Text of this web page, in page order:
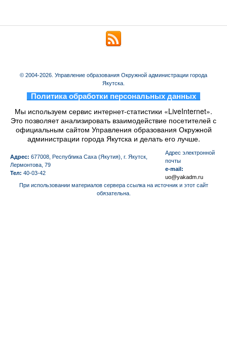
© 2004-2026. Управление образования Окружной администрации города
Якутска.
Политика обработки персональных данных
Мы используем сервис интернет-статистики «LiveInternet».
Это позволяет анализировать взаимодействие посетителей с
официальным сайтом Управления образования Окружной
администрации города Якутска и делать его лучше.
Адрес: 677008, Республика Саха (Якутия), г. Якутск,
Лермонтова, 79
Тел: 40-03-42
Aдрес электронной
почты
e-mail:
uo@yakadm.ru
При использовании материалов сервера ссылка на источник и этот сайт
обязательна.